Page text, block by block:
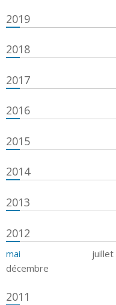
2019
2018
2017
2016
2015
2014
2013
2012
mai juillet
décembre
2011